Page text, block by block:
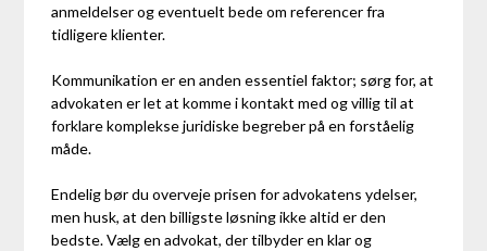
anmeldelser og eventuelt bede om referencer fra
tidligere klienter.
Kommunikation er en anden essentiel faktor; sørg for, at
advokaten er let at komme i kontakt med og villig til at
forklare komplekse juridiske begreber på en forståelig
måde.
Endelig bør du overveje prisen for advokatens ydelser,
men husk, at den billigste løsning ikke altid er den
bedste. Vælg en advokat, der tilbyder en klar og